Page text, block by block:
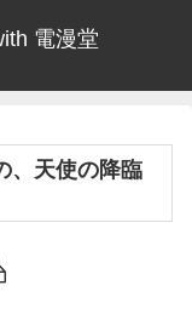
電漫堂
、天使の降臨